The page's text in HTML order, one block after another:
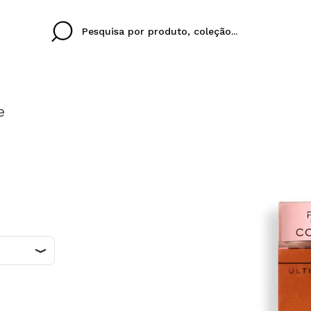
Ao criar uma conta
rapidamente, verificar
IDIOMA PORTUGUESE
que
colori